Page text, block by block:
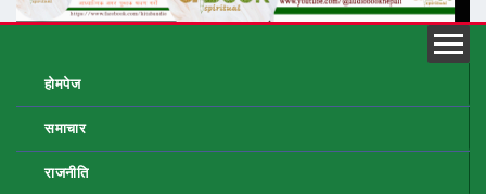
होमपेज
समाचार
राजनीति